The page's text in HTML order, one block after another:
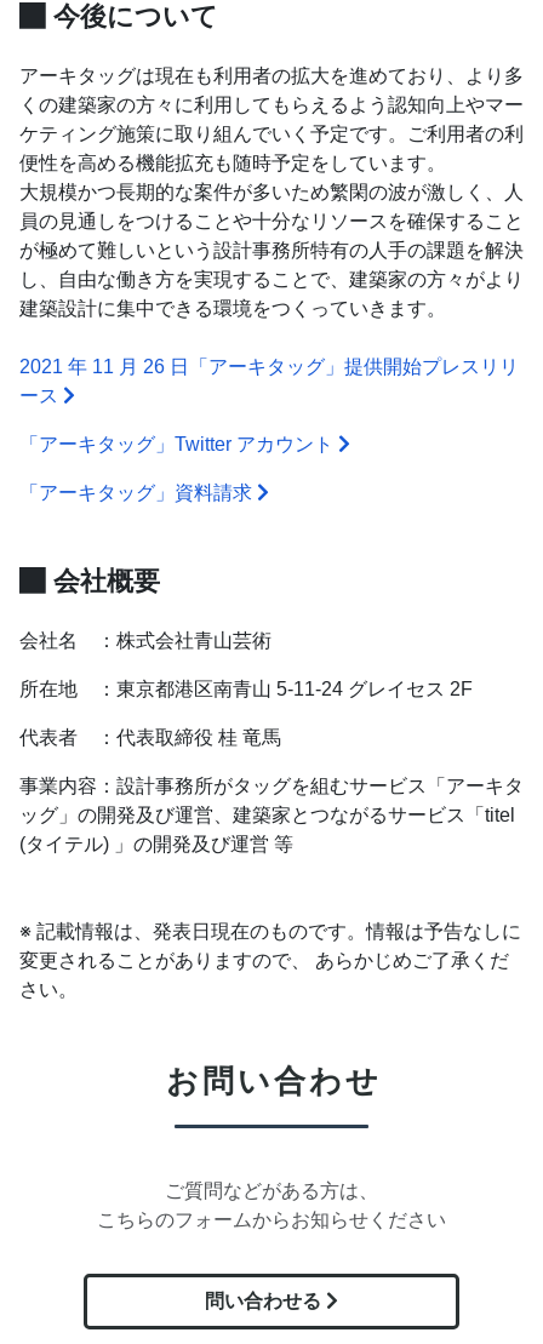
今後について
アーキタッグは現在も利用者の拡大を進めており、より多
くの建築家の方々に利用してもらえるよう認知向上やマー
ケティング施策に取り組んでいく予定です。ご利用者の利
便性を高める機能拡充も随時予定をしています。
大規模かつ長期的な案件が多いため繁閑の波が激しく、人
員の見通しをつけることや十分なリソースを確保すること
が極めて難しいという設計事務所特有の人手の課題を解決
し、自由な働き方を実現することで、建築家の方々がより
建築設計に集中できる環境をつくっていきます。
2021 年 11 月 26 日「アーキタッグ」提供開始プレスリリ
ース
「アーキタッグ」Twitter アカウント
「アーキタッグ」資料請求
会社概要
会社名 ：株式会社青山芸術
所在地 ：東京都港区南青山 5-11-24 グレイセス 2F
代表者 ：代表取締役 桂 竜馬
事業内容：設計事務所がタッグを組むサービス「アーキタ
ッグ」の開発及び運営、建築家とつながるサービス「titel
(タイテル) 」の開発及び運営 等
※ 記載情報は、発表日現在のものです。情報は予告なしに
変更されることがありますので、 あらかじめご了承くだ
さい。
お問い合わせ
ご質問などがある方は、
こちらのフォームからお知らせください
問い合わせる